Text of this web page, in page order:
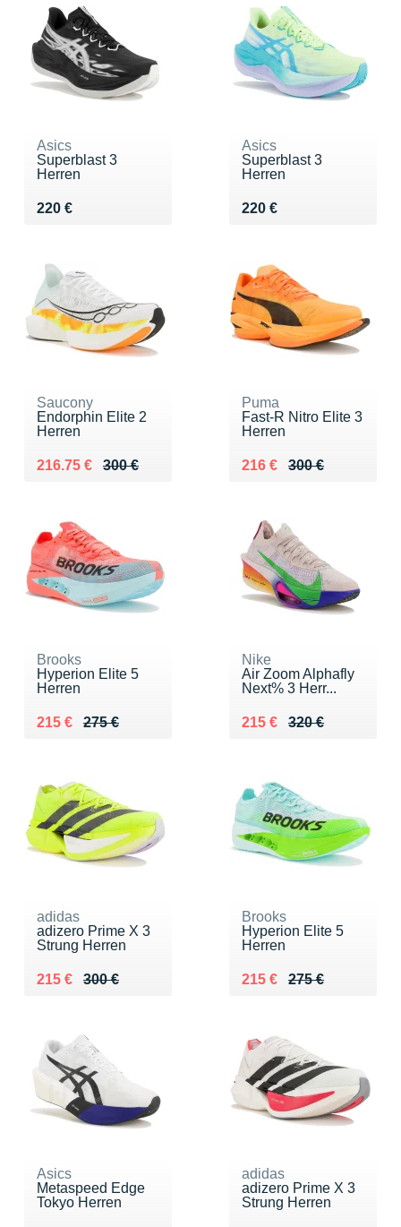
Asics
Superblast 3
Herren
220 €
Vendu 220 €
Asics
Superblast 3
Herren
220 €
Vendu 220 €
Saucony
Endorphin Elite 2
Herren
300 €
Au lieu de 300 €
216.75 €
Vendu 216.75 €
Puma
Fast-R Nitro Elite 3
Herren
300 €
Au lieu de 300 €
216 €
Vendu 216 €
Brooks
Hyperion Elite 5
Herren
275 €
Au lieu de 275 €
215 €
Vendu 215 €
Nike
Air Zoom Alphafly
Next% 3 Herr...
320 €
Au lieu de 320 €
215 €
Vendu 215 €
adidas
adizero Prime X 3
Strung Herren
300 €
Au lieu de 300 €
215 €
Vendu 215 €
Brooks
Hyperion Elite 5
Herren
275 €
Au lieu de 275 €
215 €
Vendu 215 €
Asics
Metaspeed Edge
Tokyo Herren
adidas
adizero Prime X 3
Strung Herren